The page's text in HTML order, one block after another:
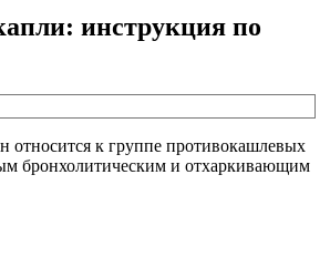
инструкция по
относится к группе противокашлевых
бронхолитическим и отхаркивающим